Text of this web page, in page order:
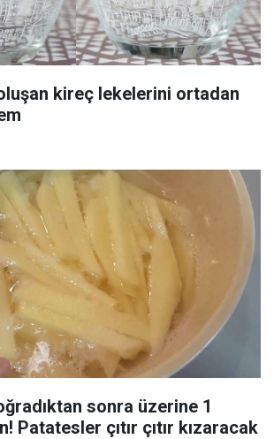
kireç lekelerini ortadan
sonra üzerine 1
Patatesler çıtır çıtır kızaracak